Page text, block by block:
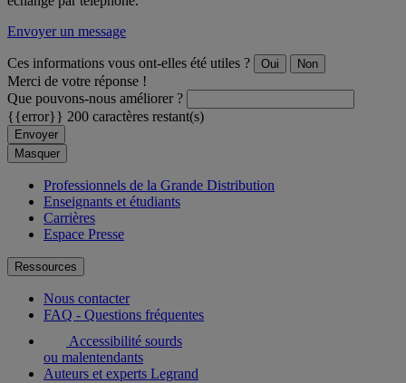
Envoyer un message
Ces informations vous ont-elles été utiles ? Oui Non
Merci de votre réponse !
Que pouvons-nous améliorer ?
{{error}} 200 caractères restant(s)
Envoyer
Masquer
Professionnels de la Grande Distribution
Enseignants et étudiants
Carrières
Espace Presse
Ressources
Nous contacter
FAQ - Questions fréquentes
Accessibilité sourds
ou malentendants
Auteurs et experts Legrand